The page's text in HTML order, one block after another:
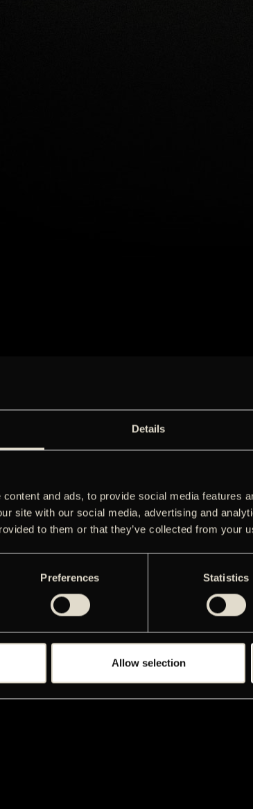
Details
and ads, to provide social media features
site with our social media, advertising and
to them or that they’ve collected from your
Preferences Statistics
Allow selection